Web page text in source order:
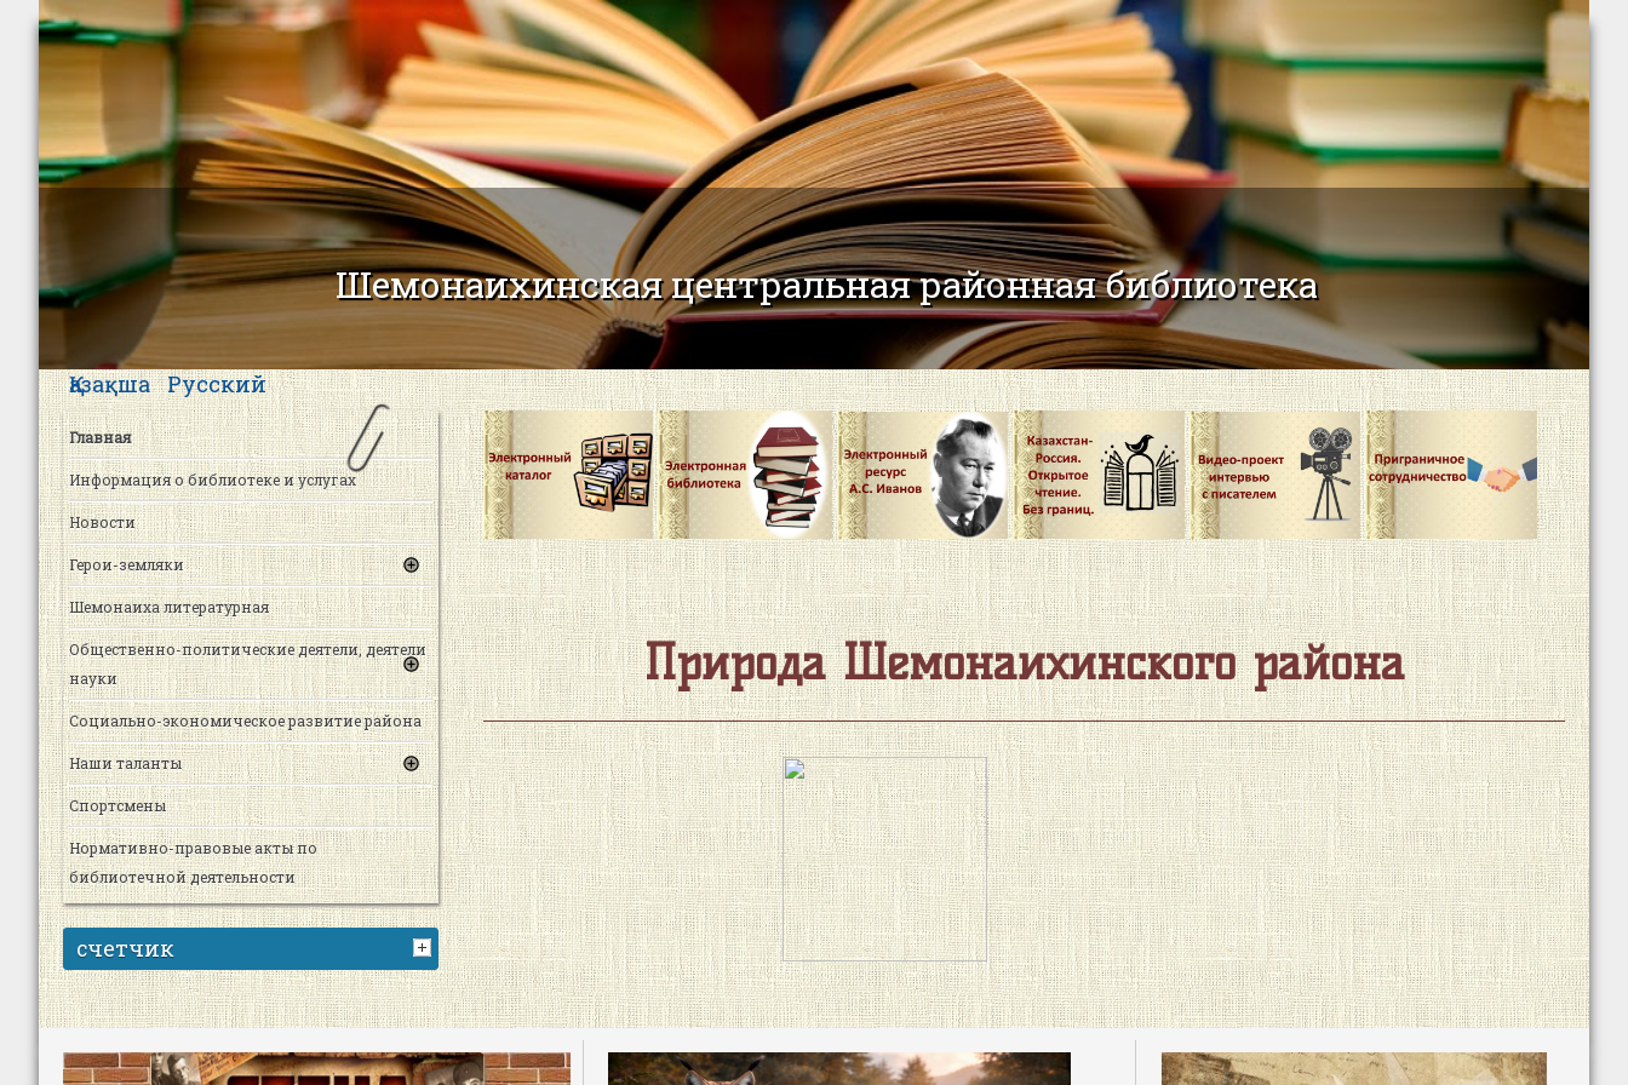
Шемонаихинская центральная районная библиотека
Қазақша Русский
Главная
Информация о библиотеке и услугах
Новости
Герои-земляки
Шемонаиха литературная
Общественно-политические деятели, деятели
науки
Социально-экономическое развитие района
Наши таланты
Спортсмены
Нормативно-правовые акты по
библиотечной деятельности
счетчик
Природа Шемонаихинского района